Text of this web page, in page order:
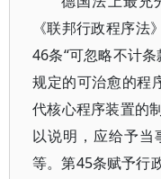
《联邦行政程序法
46条“可忽略不计
规定的可治愈的程
代核心程序装置的
以说明，应给予
等。第45条赋予行